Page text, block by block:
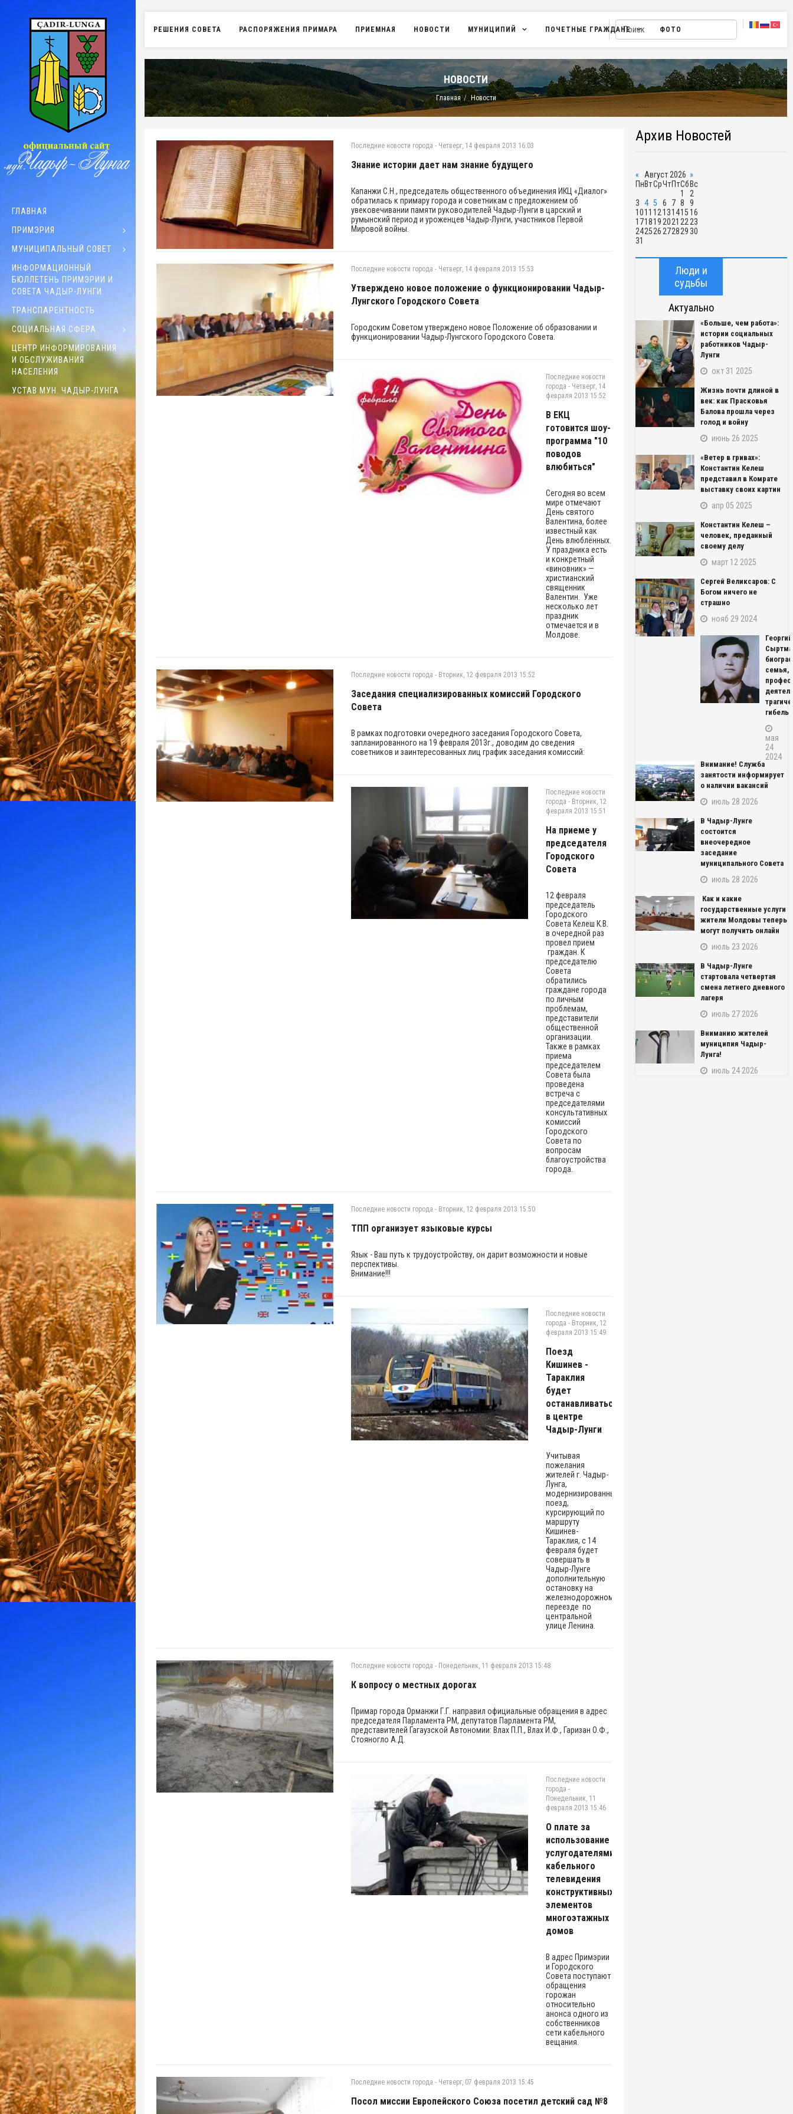
ГЛАВНАЯ
ПРИМЭРИЯ
МУНИЦИПАЛЬНЫЙ СОВЕТ
ИНФОРМАЦИОННЫЙ
БЮЛЛЕТЕНЬ ПРИМЭРИИ И
СОВЕТА ЧАДЫР-ЛУНГИ
ТРАНСПАРЕНТНОСТЬ
СОЦИАЛЬНАЯ СФЕРА
ЦЕНТР ИНФОРМИРОВАНИЯ
И ОБСЛУЖИВАНИЯ
НАСЕЛЕНИЯ
УСТАВ МУН. ЧАДЫР-ЛУНГА
РЕШЕНИЯ СОВЕТА РАСПОРЯЖЕНИЯ ПРИМАРА ПРИЕМНАЯ НОВОСТИ МУНИЦИПИЙ ПОЧЕТНЫЕ ГРАЖДАНЕ ФОТО
НОВОСТИ
Главная Новости
Последние новости города - Четверг, 14 февраля 2013 16:03
Знание истории дает нам знание будущего
Капанжи С.Н., председатель общественного объединения ИКЦ «Диалог»
обратилась к примару города и советникам с предложением об
увековечивании памяти руководителей Чадыр-Лунги в царский и
румынский период и уроженцев Чадыр-Лунги, участников Первой
Мировой войны.
Последние новости города - Четверг, 14 февраля 2013 15:53
Утверждено новое положение о функционировании Чадыр-
Лунгского Городского Совета
Городским Советом утверждено новое Положение об образовании и
функционировании Чадыр-Лунгского Городского Совета.
Последние новости
города - Четверг, 14
февраля 2013 15:52
В ЕКЦ
готовится шоу-
программа "10
поводов
влюбиться"
Cегодня во всем
мире отмечают
День святого
Валентина, более
известный как
День влюблённых.
У праздника есть
и конкретный
«виновник» —
христианский
священник
Валентин. Уже
несколько лет
праздник
отмечается и в
Молдове.
Последние новости города - Вторник, 12 февраля 2013 15:52
Заседания специализированных комиссий Городского
Совета
В рамках подготовки очередного заседания Городского Совета,
запланированного на 19 февраля 2013г., доводим до сведения
советников и заинтересованных лиц график заседания комиссий:
Последние новости
города - Вторник, 12
февраля 2013 15:51
На приеме у
председателя
Городского
Совета
12 февраля
председатель
Городского
Совета Келеш К.В.
в очередной раз
провел прием
граждан. К
председателю
Совета
обратились
граждане города
по личным
проблемам,
представители
общественной
организации.
Также в рамках
приема
председателем
Совета была
проведена
встреча с
председателями
консультативных
комиссий
Городского
Совета по
вопросам
благоустройства
города.
Последние новости города - Вторник, 12 февраля 2013 15:50
ТПП организует языковые курсы
Язык - Ваш путь к трудоустройству, он дарит возможности и новые
перспективы.
Внимание!!!
Последние новости
города - Вторник, 12
февраля 2013 15:49
Поезд
Кишинев -
Тараклия
будет
останавливаться
в центре
Чадыр-Лунги
Учитывая
пожелания
жителей г. Чадыр-
Лунга,
модернизированный
поезд,
курсирующий по
маршруту
Кишинев-
Тараклия, с 14
февраля будет
совершать в
Чадыр-Лунге
дополнительную
остановку на
железнодорожном
переезде по
центральной
улице Ленина.
Последние новости города - Понедельник, 11 февраля 2013 15:48
К вопросу о местных дорогах
Примар города Орманжи Г.Г. направил официальные обращения в адрес
председателя Парламента РМ, депутатов Парламента РМ,
представителей Гагаузской Автономии: Влах П.П., Влах И.Ф., Гаризан О.Ф.,
Стояногло А.Д.
Последние новости
города -
Понедельник, 11
февраля 2013 15:46
О плате за
использование
услугодателями
кабельного
телевидения
конструктивных
элементов
многоэтажных
домов
В адрес Примэрии
и Городского
Совета поступают
обращения
горожан
относительно
анонса одного из
собственников
сети кабельного
вещания.
Последние новости города - Четверг, 07 февраля 2013 15:45
Посол миссии Европейского Союза посетил детский сад №8
Архив Новостей
« Август 2026 »
ПнВтСрЧт ПтСб Вс
1
2
3 4 5 6 7 8
9
1011 1213141516
171819 2021 22 23
242526 27282930
31
Люди и
судьбы
Актуально
«Больше, чем работа»:
истории социальных
работников Чадыр-
Лунги
окт 31 2025
Жизнь почти длиной в
век: как Прасковья
Балова прошла через
голод и войну
июнь 26 2025
«Ветер в гривах»:
Константин Келеш
представил в Комрате
выставку своих картин
апр 05 2025
Константин Келеш –
человек, преданный
своему делу
март 12 2025
Сергей Великсаров: С
Богом ничего не
страшно
нояб 29 2024
Георгий
семья,
гибель
мая
24
2024
Внимание! Служба
занятости информирует
о наличии вакансий
июль 28 2026
В Чадыр-Лунге
состоится
внеочередное
заседание
муниципального Совета
июль 28 2026
Как и какие
государственные услуги
жители Молдовы теперь
могут получить онлайн
июль 23 2026
В Чадыр-Лунге
стартовала четвертая
смена летнего дневного
лагеря
июль 27 2026
Вниманию жителей
муниципия Чадыр-
Лунга!
июль 24 2026